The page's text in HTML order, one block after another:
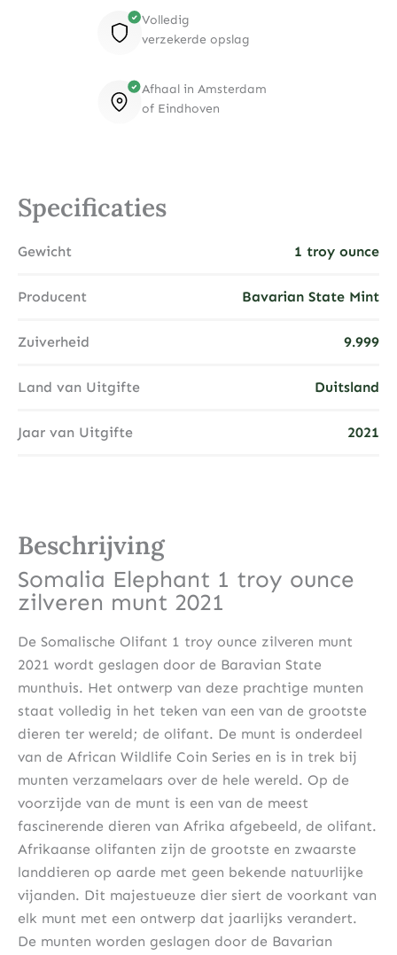
Volledig
verzekerde opslag
Afhaal in Amsterdam
of Eindhoven
Specificaties
Gewicht 1 troy ounce
Producent Bavarian State Mint
Zuiverheid 9.999
Land van Uitgifte Duitsland
Jaar van Uitgifte 2021
Beschrijving
Somalia Elephant 1 troy ounce
zilveren munt 2021
De Somalische Olifant 1 troy ounce zilveren munt
2021 wordt geslagen door de Baravian State
munthuis. Het ontwerp van deze prachtige munten
staat volledig in het teken van een van de grootste
dieren ter wereld; de olifant. De munt is onderdeel
van de African Wildlife Coin Series en is in trek bij
munten verzamelaars over de hele wereld. Op de
voorzijde van de munt is een van de meest
fascinerende dieren van Afrika afgebeeld, de olifant.
Afrikaanse olifanten zijn de grootste en zwaarste
landdieren op aarde met geen bekende natuurlijke
vijanden. Dit majestueuze dier siert de voorkant van
elk munt met een ontwerp dat jaarlijks verandert.
De munten worden geslagen door de Bavarian